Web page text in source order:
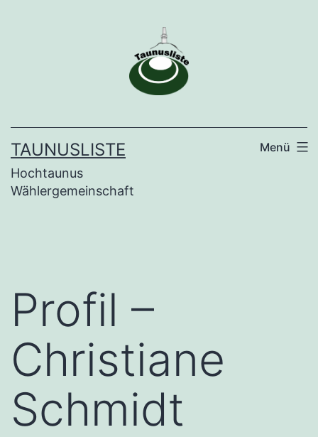
TAUNUSLISTE
Hochtaunus
Wählergemeinschaft
Menü
Profil –
Christiane
Schmidt